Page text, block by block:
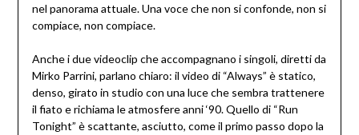
nel panorama attuale. Una voce che non si confonde, non si
compiace, non compiace.
Anche i due videoclip che accompagnano i singoli, diretti da
Mirko Parrini, parlano chiaro: il video di “Always” è statico,
denso, girato in studio con una luce che sembra trattenere
il fiato e richiama le atmosfere anni ‘90. Quello di “Run
Tonight” è scattante, asciutto, come il primo passo dopo la